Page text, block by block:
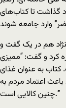
گذاشت تا کتاب‌های
هم در یک گفت و
کرد و گفت: “ممیزی
به عنوان غذای
باعث اعتماد مردم به
چنین کالایی است.”